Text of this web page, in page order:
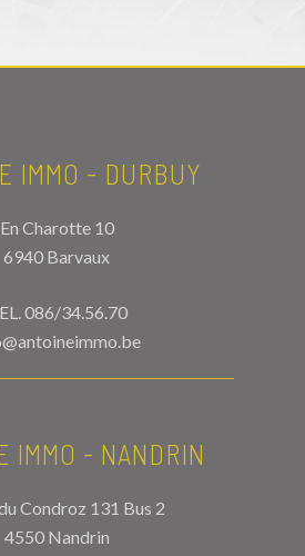
IMMO - DURBUY
En Charotte 10
6940 Barvaux
086/34.56.70
IMMO - NANDRIN
Condroz 131 Bus 2
4550 Nandrin